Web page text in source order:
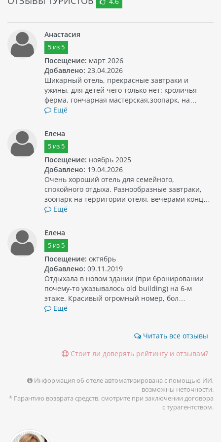
Анастасия
5из 5
Посещение: март 2026
Добавлено: 23.04.2026
Шикарный отель, прекрасные завтраки и
ужины, для детей чего только нет: кроличья
ферма, гончарная мастерская,зоопарк, на…
Ещё
Елена
5из 5
Посещение: ноябрь 2025
Добавлено: 19.04.2026
Очень хороший отель для семейного,
спокойного отдыха. Разнообразные завтраки,
зоопарк на территории отеля, вечерами конц…
Ещё
Елена
5из 5
Посещение: октябрь
Добавлено: 09.11.2019
Отдыхала в новом здании (при бронировании
почему-то указывалось old building) на 6-м
этаже. Красивый огромный номер, бол…
Ещё
Читать все отзывы
Стоит ли доверять рейтингу и отзывам?
Информация об отеле автоматизирована с помощью ИИ,
возможны неточности.
* Гарантию возврата средств, смотрите при заключении договора
с турагентством.